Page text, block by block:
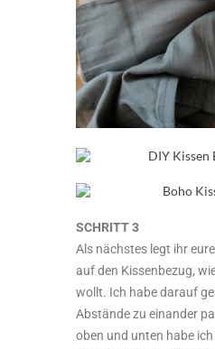
SCHRITT 3
Als nächstes legt ihr
auf den Kissenbezug,
wollt. Ich habe darauf
Abstände zu einander
oben und unten habe